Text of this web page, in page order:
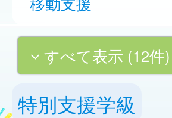
すべて表示 (12件)
特別支援学級